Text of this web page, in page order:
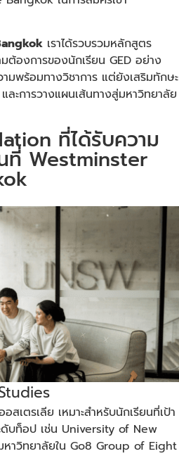
เราได้รวบรวมหลักสูตร
องการของนักเรียน GED อย่าง
มพร้อมทางวิชาการ แต่ยังเสริมทักษะ
ละการวางแผนเส้นทางสู่มหาวิทยาลัย
ที่ได้รับความ
ที่ Westminster
สเตรเลีย เหมาะสำหรับนักเรียนที่เป้า
ดับท็อป เช่น University of New
หาวิทยาลัยใน Go8 Group of Eight